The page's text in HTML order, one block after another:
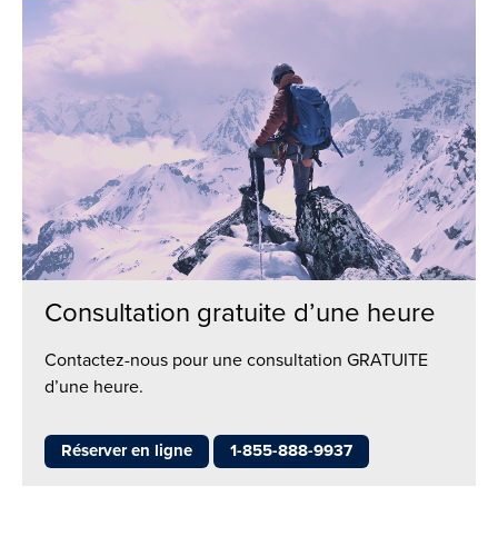
Consultation gratuite d’une heure
Contactez-nous pour une consultation GRATUITE
d’une heure.
Réserver en ligne 1-855-888-9937